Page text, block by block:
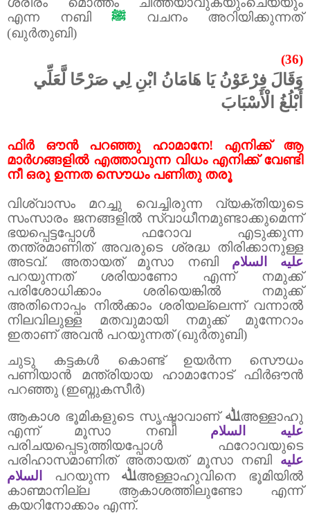
എന്ന നബി
ﷺ വചനം അറിയിക്കുന്നത്
(ഖുർതുബി)
(36)
وَقَالَ فِرْعَوْنُ يَا هَامَانُ ابْنِ لِي صَرْحًا لَّعَلِّي
أَبْلُغُ الْأَسْبَابَ
ഫിർ ഔൻ പറഞ്ഞു ഹാമാനേ! എനിക്ക് ആ
മാർഗങ്ങളിൽ എത്താവുന്ന വിധം എനിക്ക് വേണ്ടി
നീ ഒരു ഉന്നത സൌധം പണിതു തരൂ
വിശ്വാസം മറച്ചു വെച്ചിരുന്ന വ്യക്തിയുടെ
സംസാരം ജനങ്ങളിൽ സ്വാധീനമുണ്ടാക്കുമെന്ന്
ഭയപ്പെട്ടപ്പോൾ ഫറോവ എടുക്കുന്ന
തന്ത്രമാണിത് അവരുടെ ശ്രദ്ധ തിരിക്കാനുള്ള
അടവ്. അതായത് മൂസാ നബി
عليه السلام
പറയുന്നത് ശരിയാണോ എന്ന് നമുക്ക്
പരിശോധിക്കാം ശരിയെങ്കിൽ നമുക്ക്
അതിനൊപ്പം നിൽക്കാം ശരിയല്ലെന്ന് വന്നാൽ
നിലവിലുള്ള മതവുമായി നമുക്ക് മുന്നേറാം
ഇതാണ് അവൻ പറയുന്നത് (ഖുർതുബി)
ചുടു കട്ടകൾ കൊണ്ട് ഉയർന്ന സൌധം
പണിയാൻ മന്ത്രിയായ ഹാമാനോട് ഫിർഔൻ
പറഞ്ഞു (ഇബ്നുകസീർ)
ആകാശ ഭൂമികളുടെ സൃഷ്ടാവാണ് ﷲഅള്ളാഹു
എന്ന് മൂസാ നബി
عليه السلام
പരിചയപ്പെടുത്തിയപ്പോൾ ഫറോവയുടെ
പരിഹാസമാണിത് അതായത് മൂസാ നബി
عليه
السلام
പറയുന്ന ﷲഅള്ളാഹുവിനെ ഭൂമിയിൽ
കാണ്മാനില്ല ആകാശത്തിലുണ്ടോ എന്ന്
കയറിനോക്കാം എന്ന്.